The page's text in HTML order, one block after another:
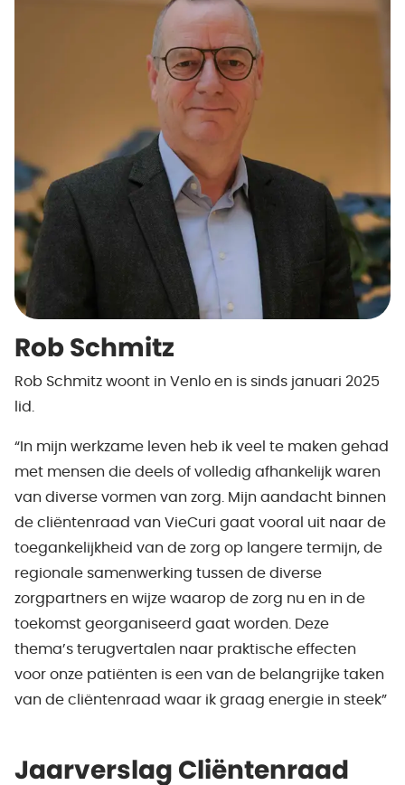
Rob Schmitz
Rob Schmitz woont in Venlo en is sinds januari 2025
lid.
“In mijn werkzame leven heb ik veel te maken gehad
met mensen die deels of volledig afhankelijk waren
van diverse vormen van zorg. Mijn aandacht binnen
de cliëntenraad van VieCuri gaat vooral uit naar de
toegankelijkheid van de zorg op langere termijn, de
regionale samenwerking tussen de diverse
zorgpartners en wijze waarop de zorg nu en in de
toekomst georganiseerd gaat worden. Deze
thema’s terugvertalen naar praktische effecten
voor onze patiënten is een van de belangrijke taken
van de cliëntenraad waar ik graag energie in steek”
Jaarverslag Cliëntenraad